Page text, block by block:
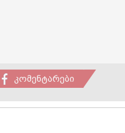
კომენტარები